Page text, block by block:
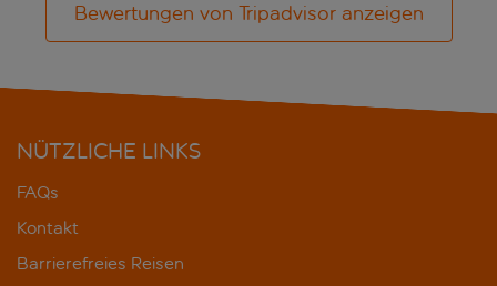
Bewertungen von Tripadvisor anzeigen
NÜTZLICHE LINKS
FAQs
Kontakt
Barrierefreies Reisen